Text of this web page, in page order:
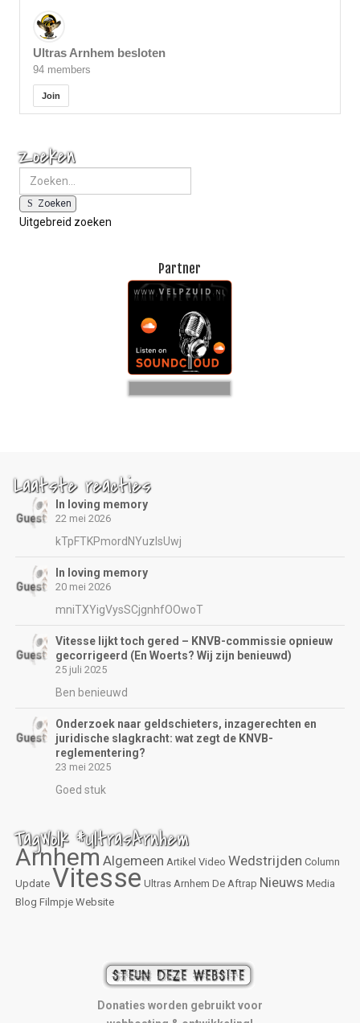
Ultras Arnhem besloten
94 members
Join
Zoeken
Zoeken
Uitgebreid zoeken
Partner
Laatste reacties
In loving memory
22 mei 2026
kTpFTKPmordNYuzIsUwj
In loving memory
20 mei 2026
mniTXYigVysSCjgnhfOOwoT
Vitesse lijkt toch gered – KNVB-commissie opnieuw
gecorrigeerd (En Woerts? Wij zijn benieuwd)
25 juli 2025
Ben benieuwd
Onderzoek naar geldschieters, inzagerechten en
juridische slagkracht: wat zegt de KNVB-
reglementering?
23 mei 2025
Goed stuk
TagWolk #UltrasArnhem
Arnhem Algemeen Artikel Video Wedstrijden Column
Update Vitesse Ultras Arnhem De Aftrap Nieuws Media
Blog Filmpje Website
Donaties worden gebruikt voor